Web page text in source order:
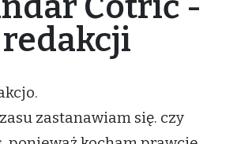
zastanawiam się. czy